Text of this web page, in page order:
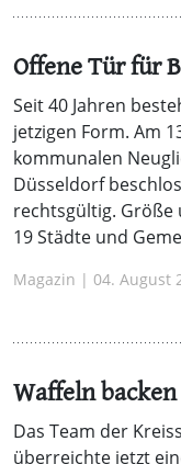
Offene Tür für
Seit 40 Jahren
jetzigen Form. Am
kommunalen
Düsseldorf
rechtsgültig. Größe
19 Städte und
Magazin | 04. August
Waffeln
Das Team der
überreichte jetzt